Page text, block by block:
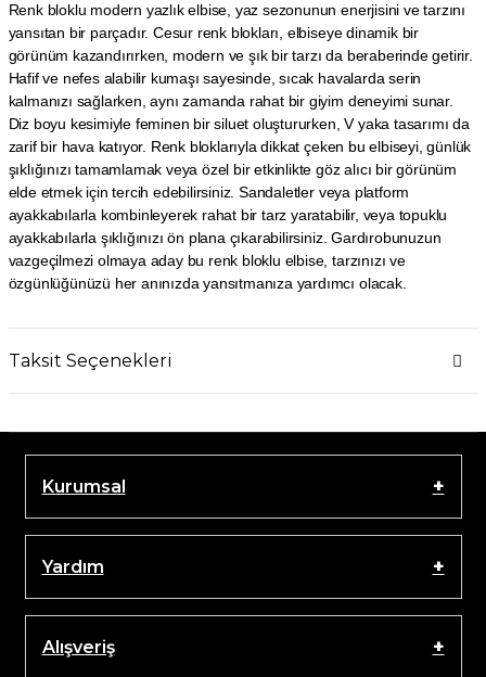
Renk bloklu modern yazlık elbise, yaz sezonunun enerjisini ve tarzını
yansıtan bir parçadır. Cesur renk blokları, elbiseye dinamik bir
görünüm kazandırırken, modern ve şık bir tarzı da beraberinde getirir.
Hafif ve nefes alabilir kumaşı sayesinde, sıcak havalarda serin
kalmanızı sağlarken, aynı zamanda rahat bir giyim deneyimi sunar.
Diz boyu kesimiyle feminen bir siluet oluştururken, V yaka tasarımı da
zarif bir hava katıyor. Renk bloklarıyla dikkat çeken bu elbiseyi, günlük
şıklığınızı tamamlamak veya özel bir etkinlikte göz alıcı bir görünüm
elde etmek için tercih edebilirsiniz. Sandaletler veya platform
ayakkabılarla kombinleyerek rahat bir tarz yaratabilir, veya topuklu
ayakkabılarla şıklığınızı ön plana çıkarabilirsiniz. Gardırobunuzun
vazgeçilmezi olmaya aday bu renk bloklu elbise, tarzınızı ve
özgünlüğünüzü her anınızda yansıtmanıza yardımcı olacak.
Taksit Seçenekleri
Kurumsal
Yardım
Alışveriş